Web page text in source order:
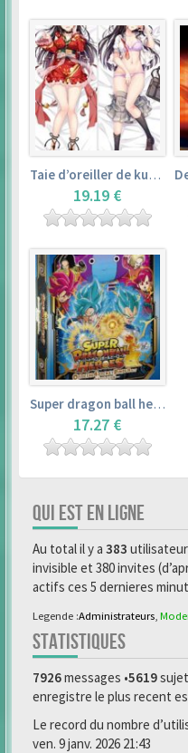
Taie d’oreiller de kurosawa dia (160x50cm) – love live! sunshine!!
19.19 €
Super dragon ball heroes : official 4 pocket binder set
17.27 €
QUI EST EN LIGNE
Au total il y a 383
invisible et 380 invites
actifs ces 5 dernieres
Legende :Administrateurs
STATISTIQUES
7926messages •5619
enregistre le plus recent
Le record du nombre
ven. 9 janv. 2026 21:43